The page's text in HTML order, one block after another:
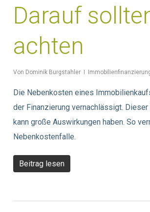
Darauf
achten
Von Dominik Burgstahler
Die Nebenkosten eines
der Finanzierung vernachlässigt.
kann große Auswirkungen haben. So
Nebenkostenfalle.
Beitrag lesen